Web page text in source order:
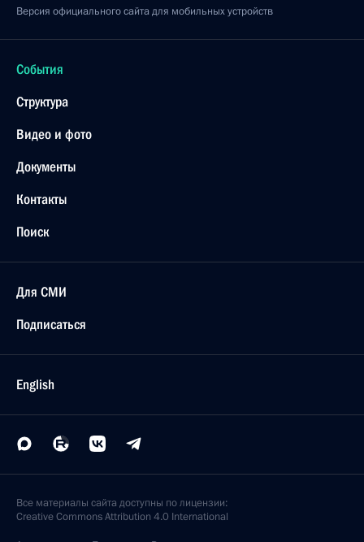
Версия официального сайта для мобильных устройств
События
Структура
Видео и фото
Документы
Контакты
Поиск
Для СМИ
Подписаться
English
Все материалы сайта доступны по лицензии:
Creative Commons Attribution 4.0 International